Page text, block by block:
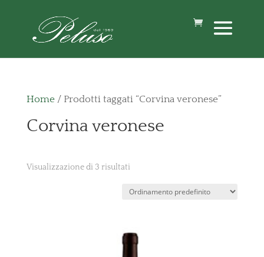
Home/ Prodotti taggati “Corvina veronese”
Corvina veronese
Visualizzazione di 3 risultati